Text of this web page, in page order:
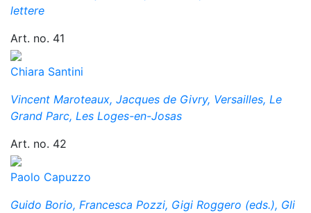
lettere
Art. no. 41
Chiara Santini
Vincent Maroteaux, Jacques de Givry, Versailles, Le
Grand Parc, Les Loges-en-Josas
Art. no. 42
Paolo Capuzzo
Guido Borio, Francesca Pozzi, Gigi Roggero (eds.), Gli